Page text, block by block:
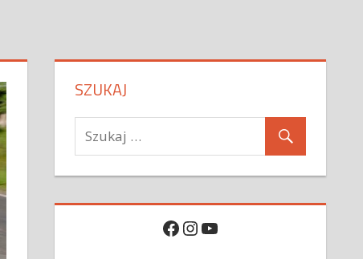
SZUKAJ
Facebook
Instagram
YouTube